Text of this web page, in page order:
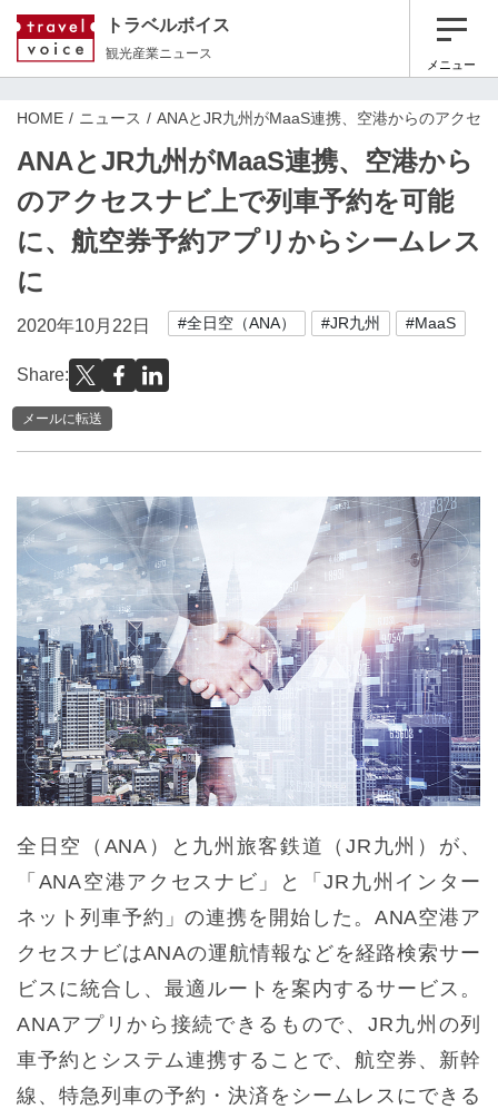
トラベルボイス
観光産業ニュース
メニュー
HOME ニュース ANAとJR九州がMaaS連携、空港からのアクセ
ANAとJR九州がMaaS連携、空港から
のアクセスナビ上で列車予約を可能
に、航空券予約アプリからシームレス
に
2020年10月22日 #全日空（ANA） #JR九州 #MaaS
Share:
メールに転送
全日空（ANA）と九州旅客鉄道（JR九州）が、
「ANA空港アクセスナビ」と「JR九州インター
ネット列車予約」の連携を開始した。ANA空港ア
クセスナビはANAの運航情報などを経路検索サー
ビスに統合し、最適ルートを案内するサービス。
ANAアプリから接続できるもので、JR九州の列
車予約とシステム連携することで、航空券、新幹
線、特急列車の予約・決済をシームレスにできる